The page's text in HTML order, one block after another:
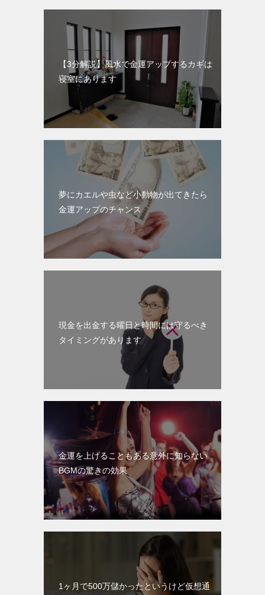
【3分解説】風水で金運アップするカギは
寝室にあります
夢にカエルや虫など小動物が出てきたら
金運アップのチャンス
現金を出金する曜日と時間には守るべき
タイミングがあります
金運を上げることもある意外に知らない
BGMの驚きの効果
1ヶ月で500万儲かったというけど仮想通